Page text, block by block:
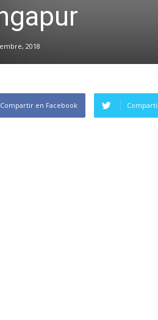
2018
Compartir en Facebook